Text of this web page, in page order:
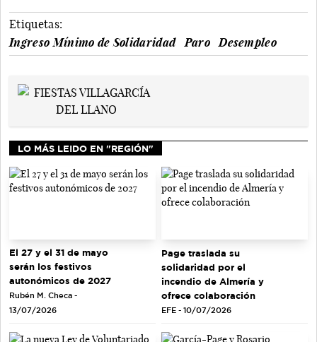
Etiquetas:
Ingreso Mínimo de Solidaridad
Paro Desempleo
LO MÁS LEIDO EN "REGIÓN"
El 27 y el 31 de mayo
serán los festivos
autonómicos de 2027
Rubén M. Checa -
13/07/2026
Page traslada su
solidaridad por el
incendio de Almería y
ofrece colaboración
EFE - 10/07/2026